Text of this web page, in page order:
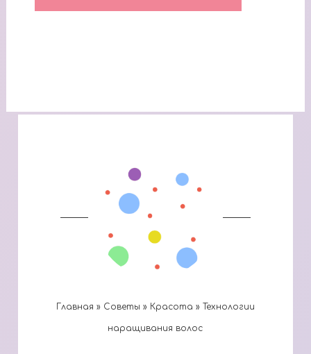
Главная » Cоветы » Красота » Технологии
наращивания волос